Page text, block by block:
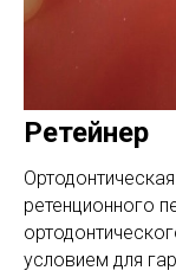
Ретейнер
ретенционного
условием для